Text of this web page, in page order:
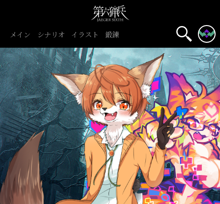
メイン シナリオ イラスト 鍛錬